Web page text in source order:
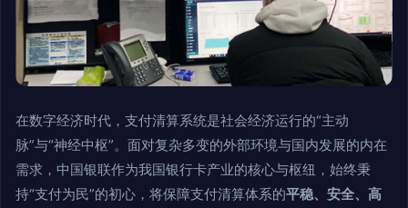
在数字经济时代，支付清算系统是社会经济运行的“主动
脉”与“神经中枢”。面对复杂多变的外部环境与国内发展的内在
需求，中国银联作为我国银行卡产业的核心与枢纽，始终秉
持“支付为民”的初心，将保障支付清算体系的平稳、安全、高